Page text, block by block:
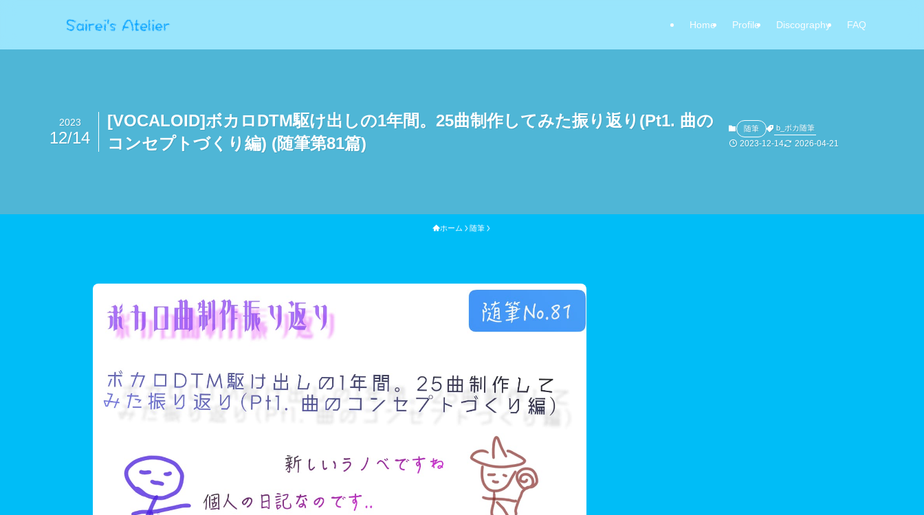
Home Profile Discography FAQ
[VOCALOID]ボカロDTM駆け出しの1年間。25曲制作してみた振り返り(Pt1. 曲の
コンセプトづくり編) (随筆第81篇)
2023
12/14
随筆 b_ボカ随筆
2023-12-14 2026-04-21
ホーム 随筆